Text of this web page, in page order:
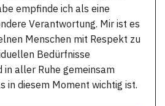
empfinde ich als eine
Verantwortung. Mir ist es
Menschen mit Respekt zu
Bedürfnisse
in aller Ruhe gemeinsam
in diesem Moment wichtig ist.